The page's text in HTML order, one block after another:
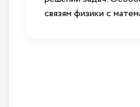
связям физики с